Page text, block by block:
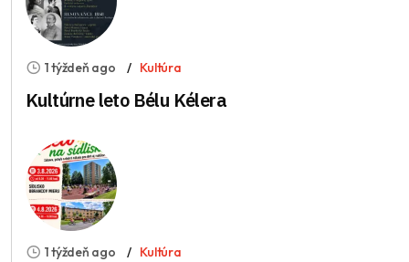
1 týždeň ago Kultúra
Kultúrne leto Bélu Kélera
1 týždeň ago Kultúra